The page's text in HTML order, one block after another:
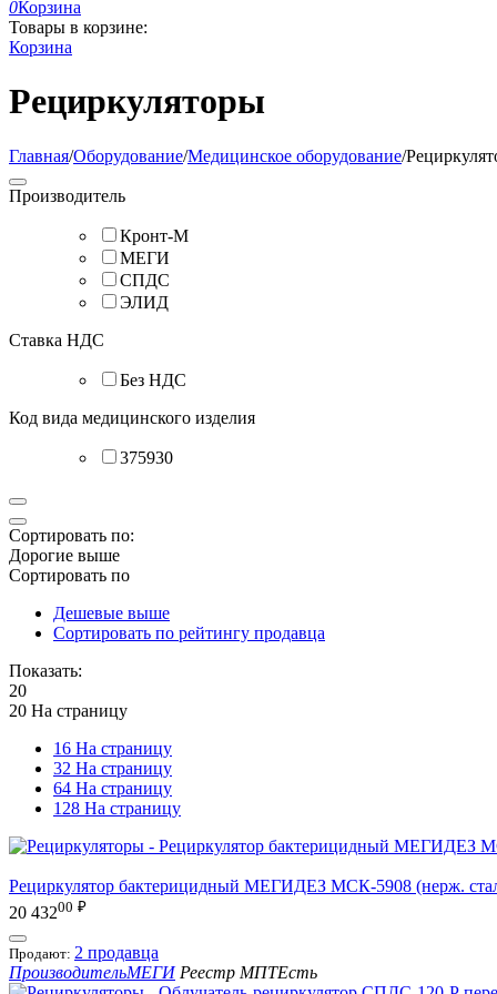
0Корзина
Товары в корзине:
Корзина
Рециркуляторы
Главная/Оборудование/Медицинское оборудование/
Производитель
Кронт-М
МЕГИ
СПДС
ЭЛИД
Ставка НДС
Без НДС
Код вида медицинского изделия
375930
Сортировать по:
Дорогие выше
Сортировать по
Дешевые выше
Сортировать по рейтингу продавца
Показать:
20
20 На страницу
16 На страницу
32 На страницу
64 На страницу
128 На страницу
Рециркулятор бактерицидный МЕГИДЕЗ МСК-5908 (нерж.
20 43200 ₽
Продают: 2 продавца
ПроизводительМЕГИ Реестр МПТЕсть